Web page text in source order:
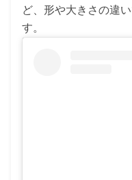
ど、形や大きさの違
す。